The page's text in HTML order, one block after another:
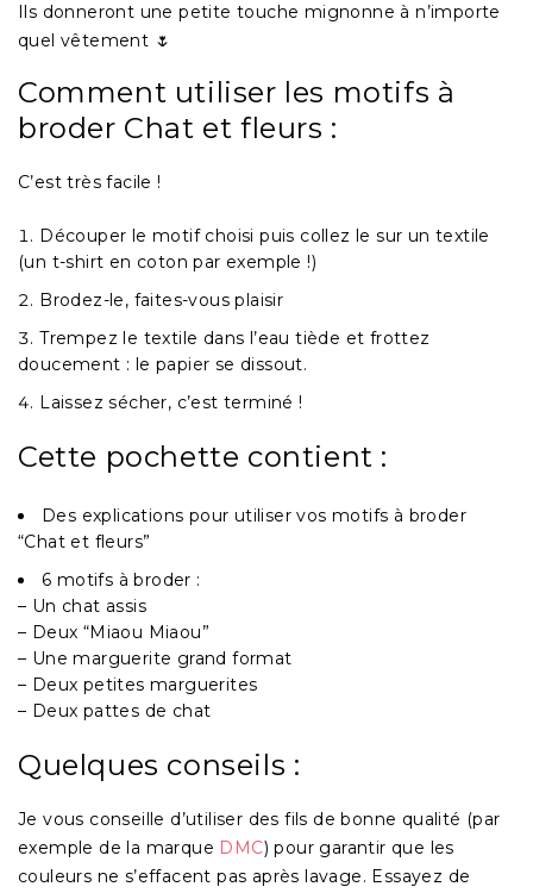
Ils donneront une petite touche mignonne à n’importe
quel vêtement 🌷
Comment utiliser les motifs à
broder Chat et fleurs :
C’est très facile !
Découper le motif choisi puis collez le sur un textile
(un t-shirt en coton par exemple !)
Brodez-le, faites-vous plaisir
Trempez le textile dans l’eau tiède et frottez
doucement : le papier se dissout.
Laissez sécher, c’est terminé !
Cette pochette contient :
Des explications pour utiliser vos motifs à broder
“Chat et fleurs”
6 motifs à broder :
– Un chat assis
– Deux “Miaou Miaou”
– Une marguerite grand format
– Deux petites marguerites
– Deux pattes de chat
Quelques conseils :
Je vous conseille d’utiliser des fils de bonne qualité (par
exemple de la marque DMC) pour garantir que les
couleurs ne s’effacent pas après lavage. Essayez de